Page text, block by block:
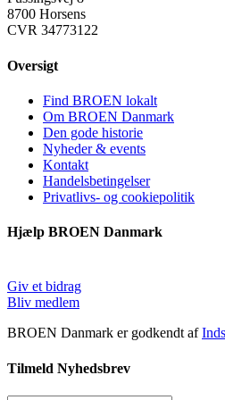
8700 Horsens
CVR 34773122
Oversigt
Find BROEN lokalt
Om BROEN Danmark
Den gode historie
Nyheder & events
Kontakt
Handelsbetingelser
Privatlivs- og cookiepolitik
Hjælp BROEN Danmark
Giv et bidrag
Bliv medlem
BROEN Danmark er godkendt af
Tilmeld Nyhedsbrev